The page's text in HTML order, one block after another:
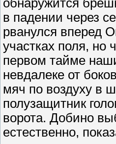
в падении через
рванулся вперед
участках поля, но
первом тайме
невдалеке от
мяч по воздуху в
полузащитник
ворота. Добино
естественно,